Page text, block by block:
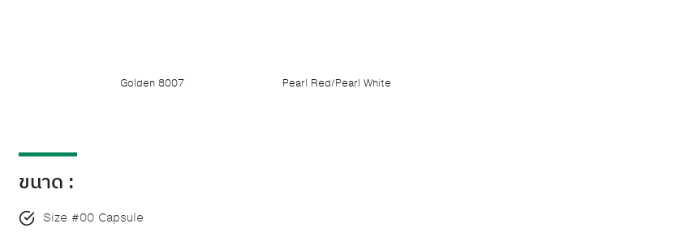
Golden 8007 Pearl Red/Pearl White
ขนาด :
Size #00 Capsule